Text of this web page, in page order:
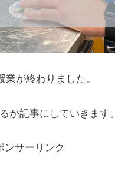
が終わりました。
か記事にしていきます。
ンサーリンク